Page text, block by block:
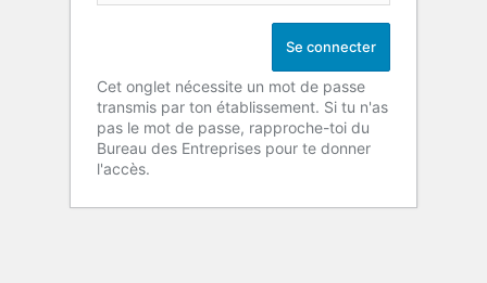
Cet onglet nécessite un mot de passe
transmis par ton établissement. Si tu n'as
pas le mot de passe, rapproche-toi du
Bureau des Entreprises pour te donner
l'accès.